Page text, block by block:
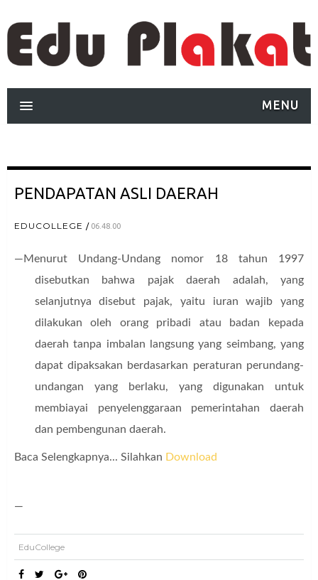
MENU
PENDAPATAN ASLI DAERAH
EDUCOLLEGE 06.48.00
—Menurut Undang-Undang nomor 18 tahun 1997
disebutkan bahwa pajak daerah adalah, yang
selanjutnya disebut pajak, yaitu iuran wajib yang
dilakukan oleh orang pribadi atau badan kepada
daerah tanpa imbalan langsung yang seimbang, yang
dapat dipaksakan berdasarkan peraturan perundang-
undangan yang berlaku, yang digunakan untuk
membiayai penyelenggaraan pemerintahan daerah
dan pembengunan daerah.
Baca Selengkapnya... Silahkan Download
—
EduCollege